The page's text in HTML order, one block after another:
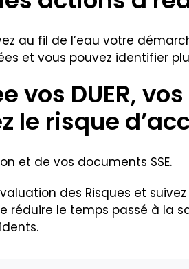
au fil de l’eau votre
et vous pouvez identifier
vos DUER,
le risque
et de vos documents SSE.
des Risques et
le temps passé à la